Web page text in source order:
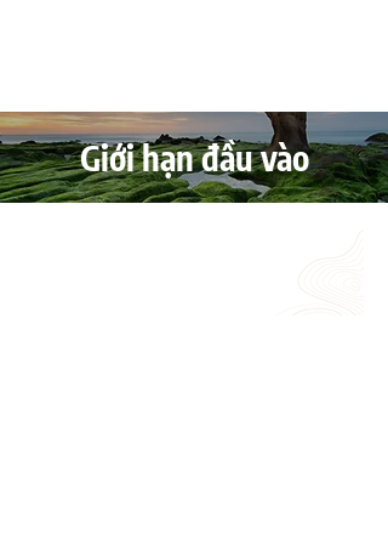
Giới hạn đầu vào